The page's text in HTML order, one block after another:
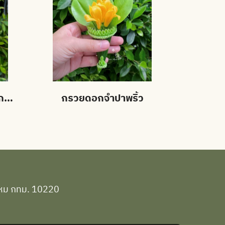
กรวยดอกกันเกรา+ดอกเอื้อง กรวยดอกจำปาพริ้ว
ม กทม. 10220